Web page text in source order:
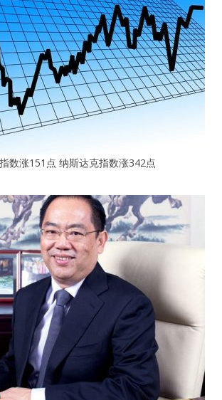
数涨151点 纳斯达克指数涨342点